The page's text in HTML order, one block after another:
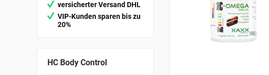
versicherter Versand DHL
VIP-Kunden sparen bis zu
20%
HC Body Control